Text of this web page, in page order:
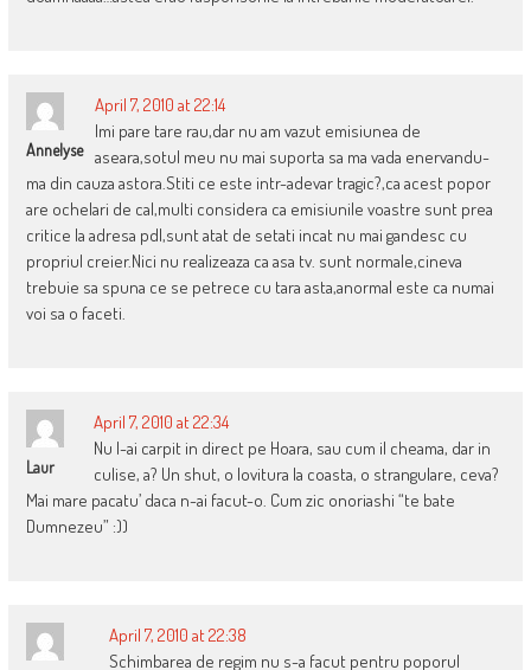
Annelyse
April 7, 2010 at 22:14
Imi pare tare rau,dar nu am vazut emisiunea de
aseara,sotul meu nu mai suporta sa ma vada enervandu-
ma din cauza astora.Stiti ce este intr-adevar tragic?,ca acest popor
are ochelari de cal,multi considera ca emisiunile voastre sunt prea
critice la adresa pdl,sunt atat de setati incat nu mai gandesc cu
propriul creier.Nici nu realizeaza ca asa tv. sunt normale,cineva
trebuie sa spuna ce se petrece cu tara asta,anormal este ca numai
voi sa o faceti.
Laur
April 7, 2010 at 22:34
Nu l-ai carpit in direct pe Hoara, sau cum il cheama, dar in
culise, a? Un shut, o lovitura la coasta, o strangulare, ceva?
Mai mare pacatu’ daca n-ai facut-o. Cum zic onoriashi “te bate
Dumnezeu” :))
April 7, 2010 at 22:38
Schimbarea de regim nu s-a facut pentru poporul